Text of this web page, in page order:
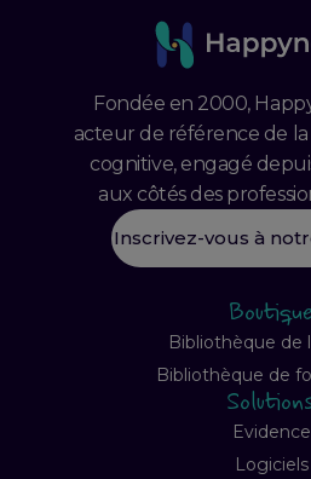
Fondée en 2000,
acteur de référence de
cognitive, engagé
aux côtés des
Inscrivez-vous à
Boutique
Bibliothèque de
Bibliothèque de
Evidence
Logiciels